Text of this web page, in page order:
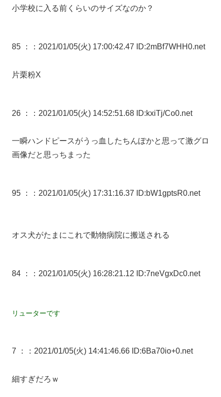
小学校に入る前くらいのサイズなのか？
85 ： ：2021/01/05(火) 17:00:42.47 ID:2mBf7WHH0.net
片栗粉X
26 ： ：2021/01/05(火) 14:52:51.68 ID:kxiTj/Co0.net
一瞬ハンドピースがうっ血したちんぽかと思って激グロ
画像だと思っちまった
95 ： ：2021/01/05(火) 17:31:16.37 ID:bW1gptsR0.net
オス犬がたまにこれで動物病院に搬送される
84 ： ：2021/01/05(火) 16:28:21.12 ID:7neVgxDc0.net
リューターです
7 ： ：2021/01/05(火) 14:41:46.66 ID:6Ba70io+0.net
細すぎだろｗ